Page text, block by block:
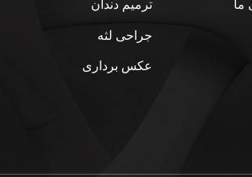
ما ترمیم دندان
جراحی لثه
عکس برداری